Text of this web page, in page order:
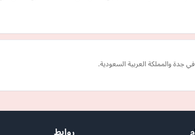
والمملكة العربية السعودية.
روابط